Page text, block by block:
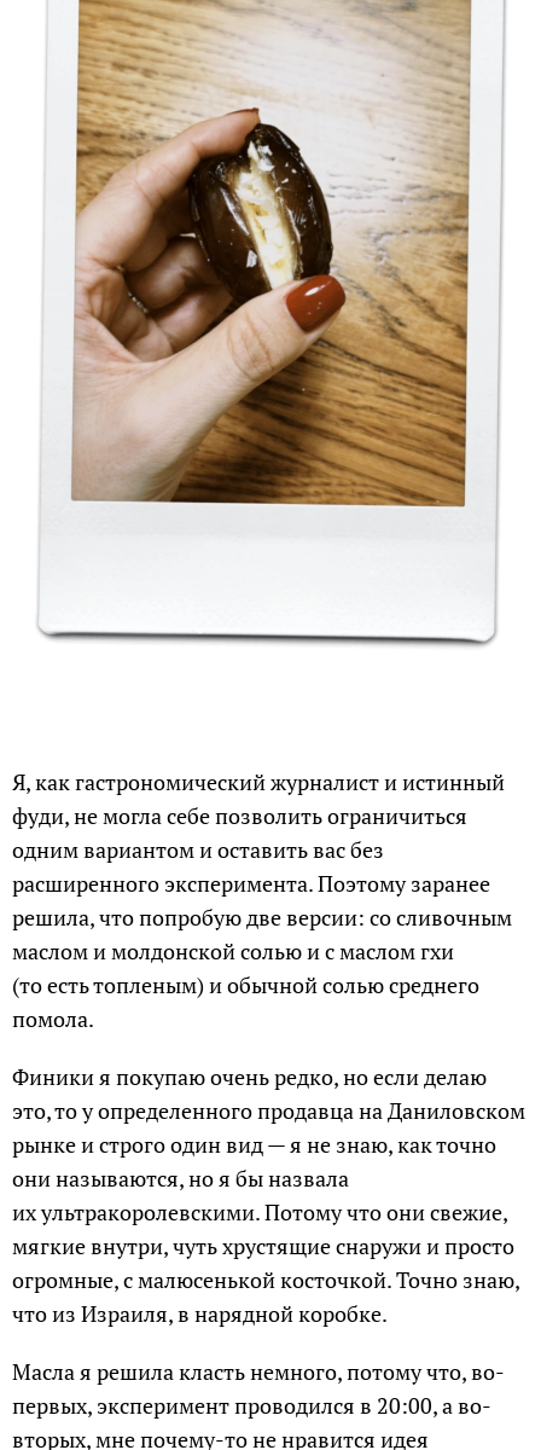
Я, как гастрономический журналист и истинный
фуди, не могла себе позволить ограничиться
одним вариантом и оставить вас без
расширенного эксперимента. Поэтому заранее
решила, что попробую две версии: со сливочным
маслом и молдонской солью и с маслом гхи
(то есть топленым) и обычной солью среднего
помола.
Финики я покупаю очень редко, но если делаю
это, то у определенного продавца на Даниловском
рынке и строго один вид — я не знаю, как точно
они называются, но я бы назвала
их ультракоролевскими. Потому что они свежие,
мягкие внутри, чуть хрустящие снаружи и просто
огромные, с малюсенькой косточкой. Точно знаю,
что из Израиля, в нарядной коробке.
Масла я решила класть немного, потому что, во-
первых, эксперимент проводился в 20:00, а во-
вторых, мне почему-то не нравится идея